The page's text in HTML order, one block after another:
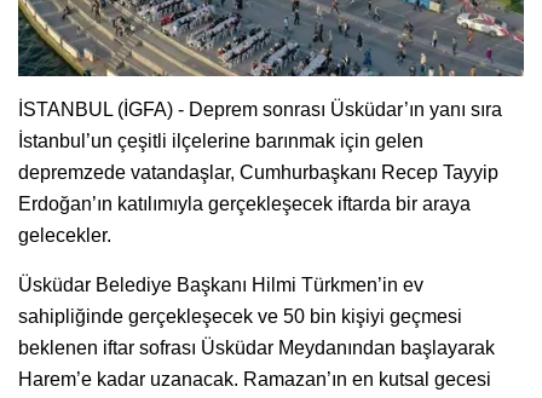
İSTANBUL (İGFA) - Deprem sonrası Üsküdar’ın yanı sıra
İstanbul’un çeşitli ilçelerine barınmak için gelen
depremzede vatandaşlar, Cumhurbaşkanı Recep Tayyip
Erdoğan’ın katılımıyla gerçekleşecek iftarda bir araya
gelecekler.
Üsküdar Belediye Başkanı Hilmi Türkmen’in ev
sahipliğinde gerçekleşecek ve 50 bin kişiyi geçmesi
beklenen iftar sofrası Üsküdar Meydanından başlayarak
Harem’e kadar uzanacak. Ramazan’ın en kutsal gecesi